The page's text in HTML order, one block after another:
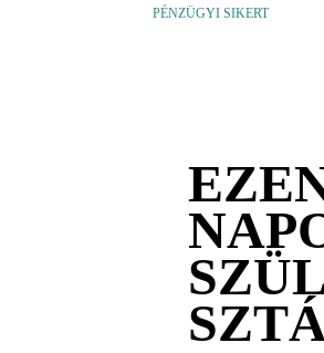
PÉNZÜGYI SIKERT